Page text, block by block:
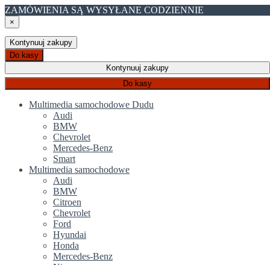
ZAMÓWIENIA SĄ WYSYŁANE CODZIENNIE
×
Kontynuuj zakupy
Do kasy
Kontynuuj zakupy
Do kasy
Multimedia samochodowe Dudu
Audi
BMW
Chevrolet
Mercedes-Benz
Smart
Multimedia samochodowe
Audi
BMW
Citroen
Chevrolet
Ford
Hyundai
Honda
Mercedes-Benz